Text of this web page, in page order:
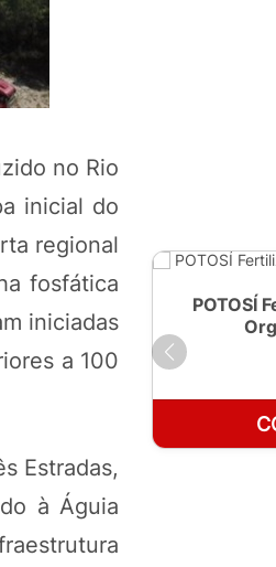
no Rio
inicial do
regional
fosfática
iniciadas
a 100
Estradas,
à Águia
POTOSÍ